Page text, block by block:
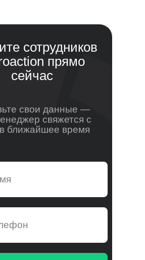
свои данные —
свяжется с
ближайшее время
сотрудников
прямо
сейчас